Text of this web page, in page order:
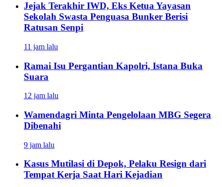
Jejak Terakhir IWD, Eks Ketua Yayasan
Sekolah Swasta Penguasa Bunker Berisi
Ratusan Senpi
11 jam lalu
Ramai Isu Pergantian Kapolri, Istana Buka
Suara
12 jam lalu
Wamendagri Minta Pengelolaan MBG Segera
Dibenahi
9 jam lalu
Kasus Mutilasi di Depok, Pelaku Resign dari
Tempat Kerja Saat Hari Kejadian